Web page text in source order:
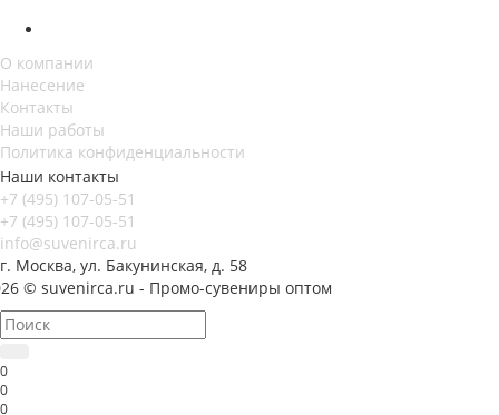
О компании
Нанесение
Контакты
Наши работы
Политика конфиденциальности
Наши контакты
+7 (495) 107-05-51
+7 (495) 107-05-51
info@suvenirca.ru
г. Москва, ул. Бакунинская, д. 58
© suvenirca.ru - Промо-сувениры оптом
0
0
0